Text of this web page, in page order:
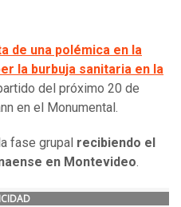
de una polémica en la
la burbuja sanitaria en la
del próximo 20 de
en el Monumental.
fase grupal recibiendo el
en Montevideo